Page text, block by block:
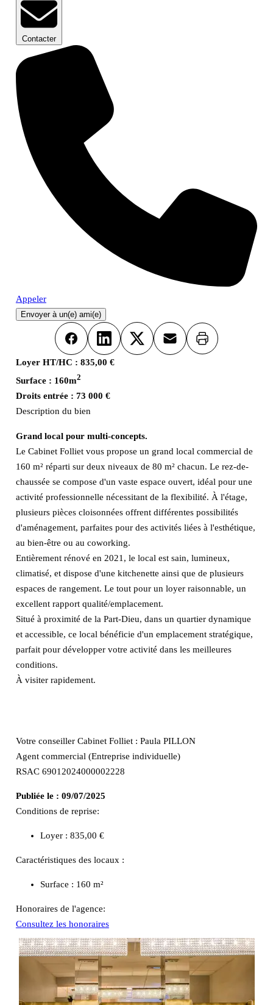
Contacter
Appeler
Envoyer à un(e) ami(e)
FacebookLinkedInX Email Imprimer
Loyer HT/HC : 835,00 €
Surface : 160m2
Droits entrée : 73 000 €
Description du bien
Grand local pour multi-concepts.
Le Cabinet Folliet vous propose un grand local commercial de
160 m² réparti sur deux niveaux de 80 m² chacun. Le rez-de-
chaussée se compose d'un vaste espace ouvert, idéal pour une
activité professionnelle nécessitant de la flexibilité. À l'étage,
plusieurs pièces cloisonnées offrent différentes possibilités
d'aménagement, parfaites pour des activités liées à l'esthétique,
au bien-être ou au coworking.
Entièrement rénové en 2021, le local est sain, lumineux,
climatisé, et dispose d'une kitchenette ainsi que de plusieurs
espaces de rangement. Le tout pour un loyer raisonnable, un
excellent rapport qualité/emplacement.
Situé à proximité de la Part-Dieu, dans un quartier dynamique
et accessible, ce local bénéficie d'un emplacement stratégique,
parfait pour développer votre activité dans les meilleures
conditions.
À visiter rapidement.
Votre conseiller Cabinet Folliet : Paula PILLON
Agent commercial (Entreprise individuelle)
RSAC 69012024000002228
Publiée le : 09/07/2025
Conditions de reprise:
Loyer : 835,00 €
Caractéristiques des locaux :
Surface : 160 m²
Honoraires de l'agence:
Consultez les honoraires